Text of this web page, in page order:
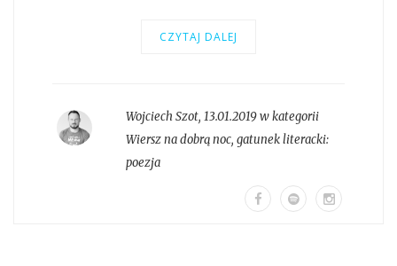
CZYTAJ DALEJ
Wojciech Szot, 13.01.2019 w kategorii
Wiersz na dobrą noc, gatunek literacki:
poezja